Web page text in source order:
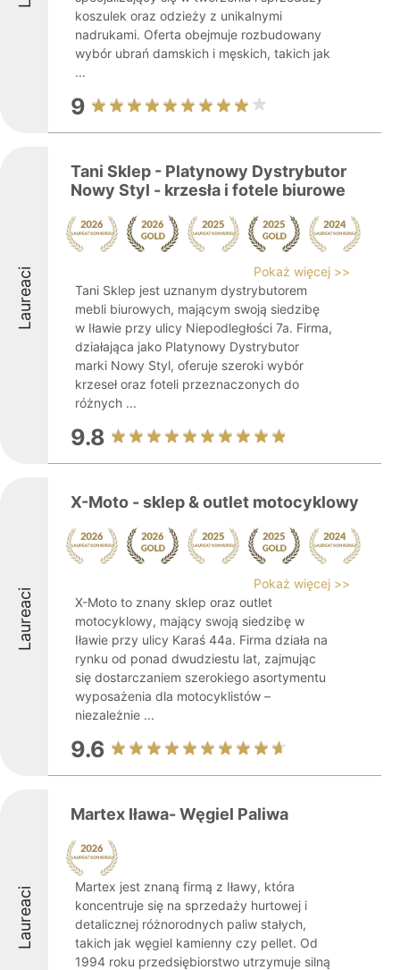
koszulek oraz odzieży z unikalnymi
nadrukami. Oferta obejmuje rozbudowany
wybór ubrań damskich i męskich, takich jak
...
9
Laureaci
Tani Sklep - Platynowy Dystrybutor
Nowy Styl - krzesła i fotele biurowe
Pokaż więcej >>
Tani Sklep jest uznanym dystrybutorem
mebli biurowych, mającym swoją siedzibę
w Iławie przy ulicy Niepodległości 7a. Firma,
działająca jako Platynowy Dystrybutor
marki Nowy Styl, oferuje szeroki wybór
krzeseł oraz foteli przeznaczonych do
różnych ...
9.8
Laureaci
X-Moto - sklep & outlet motocyklowy
Pokaż więcej >>
X-Moto to znany sklep oraz outlet
motocyklowy, mający swoją siedzibę w
Iławie przy ulicy Karaś 44a. Firma działa na
rynku od ponad dwudziestu lat, zajmując
się dostarczaniem szerokiego asortymentu
wyposażenia dla motocyklistów –
niezależnie ...
9.6
Laureaci
Martex Iława- Węgiel Paliwa
Martex jest znaną firmą z Iławy, która
koncentruje się na sprzedaży hurtowej i
detalicznej różnorodnych paliw stałych,
takich jak węgiel kamienny czy pellet. Od
1994 roku przedsiębiorstwo utrzymuje silną